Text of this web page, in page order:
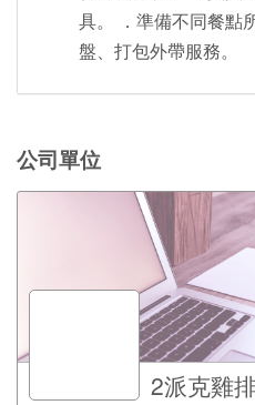
具。 ．準備不同餐點
盤、打包外帶服務。
公司單位
2派克雞